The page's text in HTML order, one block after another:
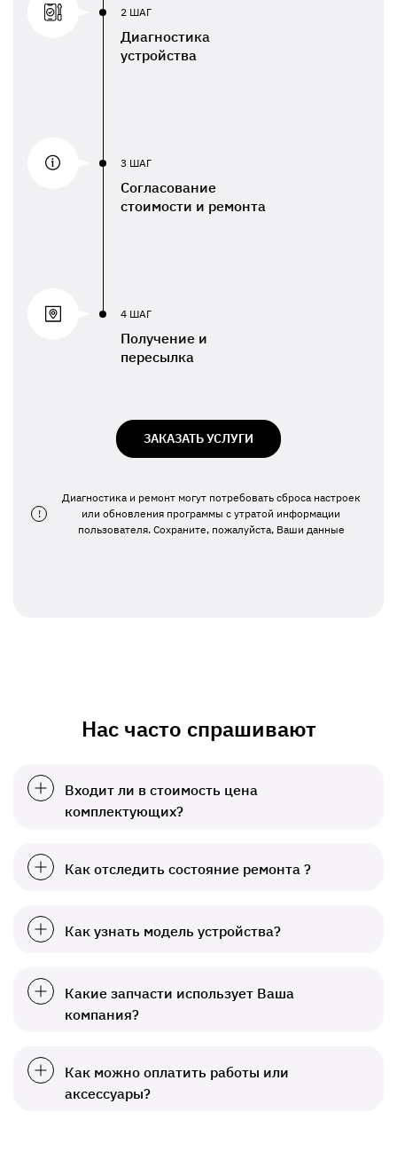
2 ШАГ
Диагностика
устройства
3 ШАГ
Согласование
стоимости и ремонта
4 ШАГ
Получение и
пересылка
ЗАКАЗАТЬ УСЛУГИ
!
Диагностика и ремонт могут потребовать сброса настроек
или обновления программы с утратой информации
пользователя. Сохраните, пожалуйста, Ваши данные
Нас часто спрашивают
Входит ли в стоимость цена
комплектующих?
Как отследить состояние ремонта ?
Как узнать модель устройства?
Какие запчасти использует Ваша
компания?
Как можно оплатить работы или
аксессуары?